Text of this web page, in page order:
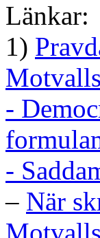
Länkar:
1)
-
-
– När